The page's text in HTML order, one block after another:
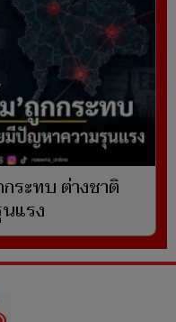
ระทบ ต่างชาติ
แรง